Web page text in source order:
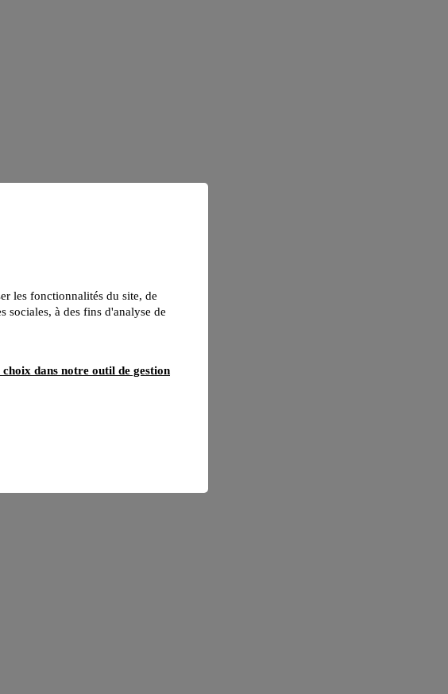
les fonctionnalités du site, de
sociales, à des fins d'analyse de
dans notre outil de gestion